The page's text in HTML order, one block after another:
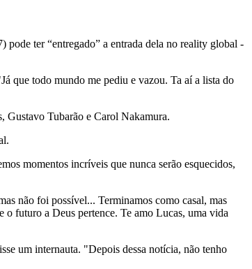
pode ter “entregado” a entrada dela no reality global -
que todo mundo me pediu e vazou. Ta aí a lista do
Gustavo Tubarão e Carol Nakamura.
momentos incríveis que nunca serão esquecidos,
não foi possível... Terminamos como casal, mas
futuro a Deus pertence. Te amo Lucas, uma vida
um internauta. "Depois dessa notícia, não tenho